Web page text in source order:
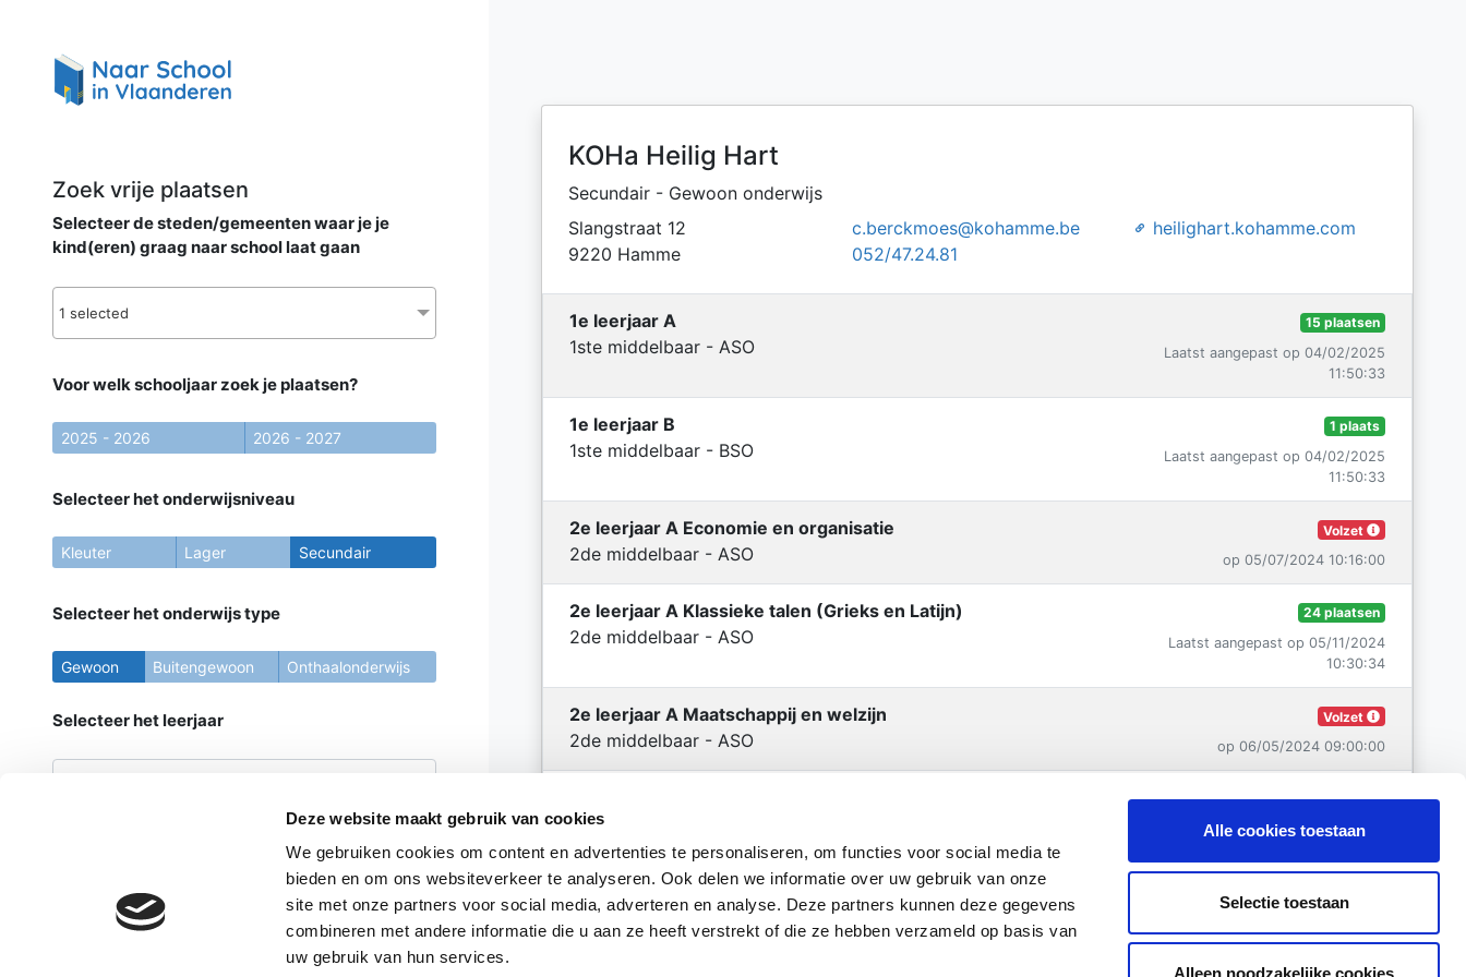
Deze website maakt gebruik van cookies
We gebruiken cookies om content en advertenties te personaliseren, om functies voor social media te
bieden en om ons websiteverkeer te analyseren. Ook delen we informatie over uw gebruik van onze
site met onze partners voor social media, adverteren en analyse. Deze partners kunnen deze gegevens
combineren met andere informatie die u aan ze heeft verstrekt of die ze hebben verzameld op basis van
uw gebruik van hun services.
Alle cookies toestaan
Selectie toestaan
Alleen noodzakelijke cookies
Zoek vrije plaatsen
Selecteer de steden/gemeenten waar je je
kind(eren) graag naar school laat gaan
1 selected
Voor welk schooljaar zoek je plaatsen?
2025 - 2026 2026 - 2027
Selecteer het onderwijsniveau
Kleuter Lager Secundair
Selecteer het onderwijs type
Gewoon Buitengewoon Onthaalonderwijs
Selecteer het leerjaar
KOHa Heilig Hart
Secundair - Gewoon onderwijs
Slangstraat 12
9220 Hamme
c.berckmoes@kohamme.be
052/47.24.81
heilighart.kohamme.com
1e leerjaar A
1ste middelbaar - ASO
15 plaatsen
Laatst aangepast op 04/02/2025
11:50:33
1e leerjaar B
1ste middelbaar - BSO
1 plaats
Laatst aangepast op 04/02/2025
11:50:33
2e leerjaar A Economie en organisatie
2de middelbaar - ASO
Volzet
op 05/07/2024 10:16:00
2e leerjaar A Klassieke talen (Grieks en Latijn)
2de middelbaar - ASO
24 plaatsen
Laatst aangepast op 05/11/2024
10:30:34
2e leerjaar A Maatschappij en welzijn
2de middelbaar - ASO
Volzet
op 06/05/2024 09:00:00
2de middelbaar - ASO
Volzet
op 04/09/2024 08:41:00
2e leerjaar A STEM-wetenschappen
2de middelbaar - ASO
Laatst aangepast op 05/11/2024
10:30:34